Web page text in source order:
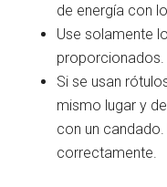
de energía con
Use solamente
proporcionados.
Si se usan
mismo lugar y
con un
correctamente.